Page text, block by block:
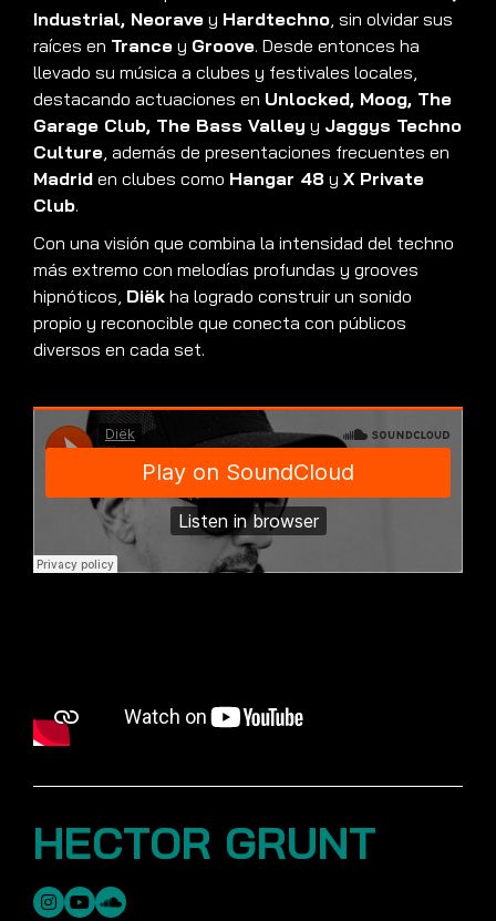
Industrial, Neorave y Hardtechno , sin olvidar sus
raíces en Trance y Groove. Desde entonces ha
llevado su música a clubes y festivales locales,
destacando actuaciones en Unlocked, Moog, The
Garage Club, The Bass Valley y Jaggys Techno
Culture , además de presentaciones frecuentes en
Madrid en clubes como Hangar 48 y X Private
Club.
Con una visión que combina la intensidad del techno
más extremo con melodías profundas y grooves
hipnóticos, Diëk ha logrado construir un sonido
propio y reconocible que conecta con públicos
diversos en cada set.
HECTOR GRUNT